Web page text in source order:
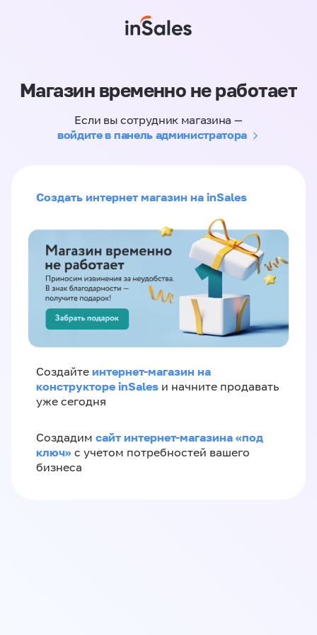
Магазин временно не работает
Если вы сотрудник магазина —
войдите в панель администратора
Создать интернет магазин на inSales
Создайте интернет-магазин на
конструкторе inSales и начните продавать
уже сегодня
Создадим сайт интернет-магазина «под
ключ» с учетом потребностей вашего
бизнеса